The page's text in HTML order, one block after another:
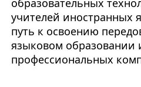
образовательных
учителей иностранных
путь к освоению
языковом
профессиональных